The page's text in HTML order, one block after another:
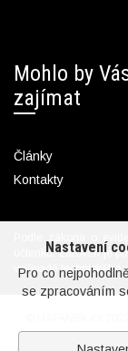
Nastavení
Pro co
se zpracováním
Mohlo by
zajímat
Články
Kontakty
Podle zákona o
účtenku. Zároveň je
v případě
© HAFANEK.cz